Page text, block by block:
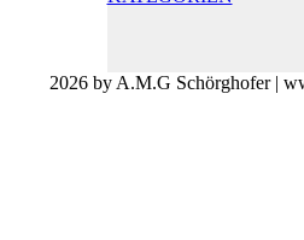
2026 by A.M.G Schörghofer |